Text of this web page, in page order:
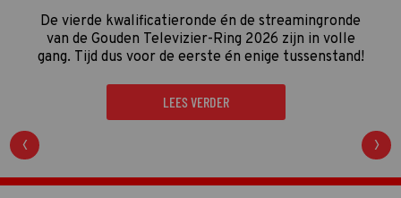
De vierde kwalificatieronde én de streamingronde
van de Gouden Televizier-Ring 2026 zijn in volle
gang. Tijd dus voor de eerste én enige tussenstand!
LEES VERDER